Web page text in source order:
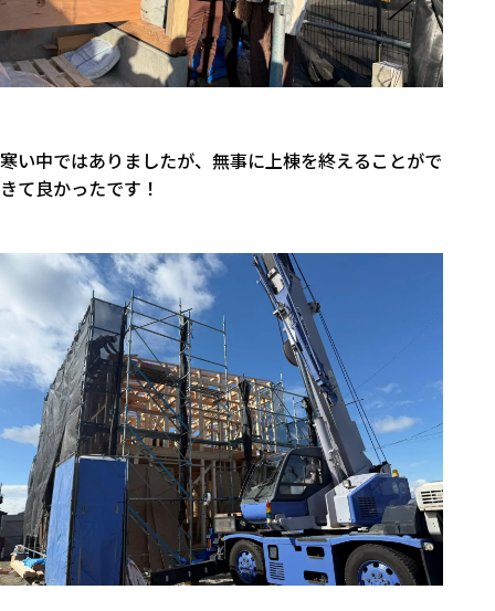
寒い中ではありましたが、無事に上棟を終えることがで
きて良かったです！